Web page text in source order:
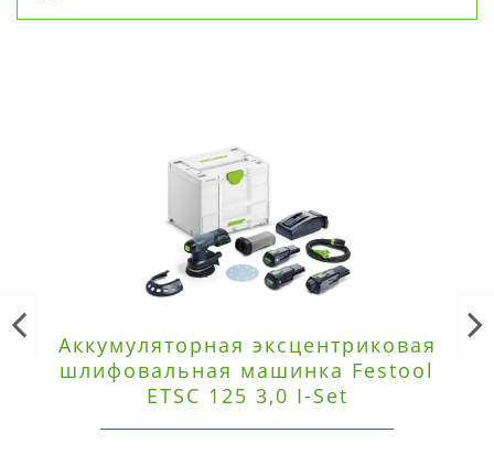
Аккумуляторная эксцентриковая
шлифовальная машинка Festool
ETSC 125 3,0 I-Set